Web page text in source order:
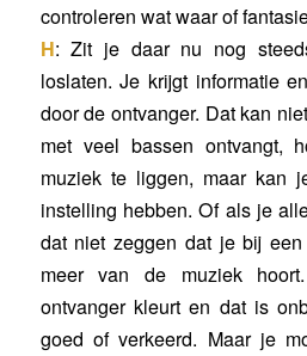
controleren wat waar of
H: Zit je daar nu nog
loslaten. Je krijgt informatie
door de ontvanger. Dat kan
met veel bassen ontvangt,
muziek te liggen, maar kan
instelling hebben. Of als je
dat niet zeggen dat je bij
meer van de muziek
ontvanger kleurt en dat is
goed of verkeerd. Maar je